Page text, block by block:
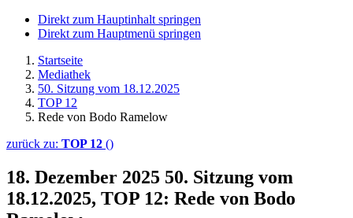
Direkt zum Hauptinhalt springen
Direkt zum Hauptmenü springen
Startseite
Mediathek
50. Sitzung vom 18.12.2025
TOP 12
Rede von Bodo Ramelow
zurück zu: TOP 12 ()
18. Dezember 2025 50. Sitzung vom
18.12.2025, TOP 12: Rede von Bodo